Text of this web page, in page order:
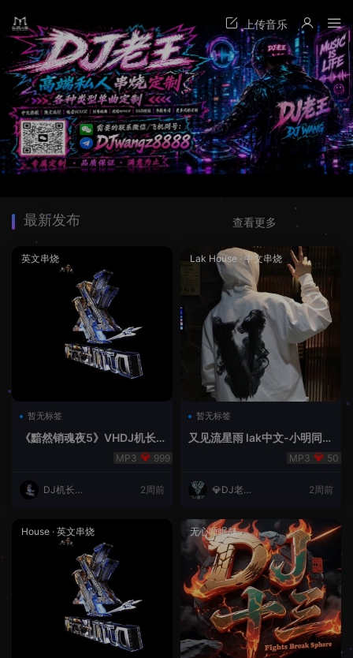
最新发布
英文串烧
暂无标签
《黯然销魂夜5》VHDJ机长
999
DJ机长云
2周前
Lak House · 中文串烧
暂无标签
又见流星雨 lak中文-小明同学
50
💎DJ老王
2周前
House · 英文串烧 无心睡眠鼓
查看更多